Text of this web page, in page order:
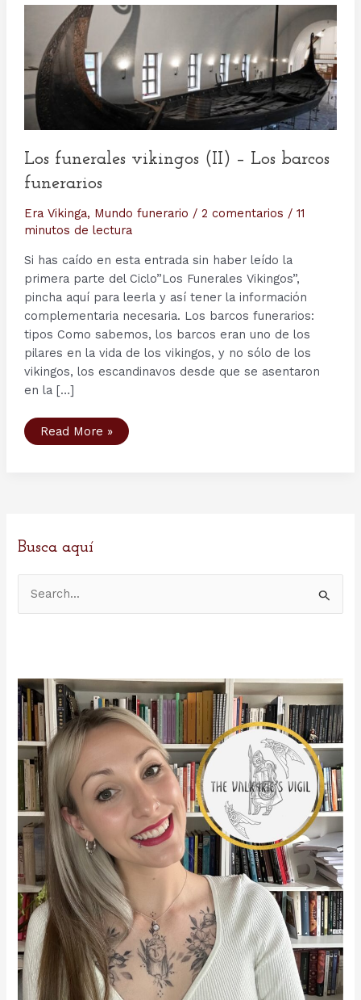
Los funerales vikingos (II) – Los barcos
funerarios
Era Vikinga, Mundo funerario / 2 comentarios / 11
minutos de lectura
Si has caído en esta entrada sin haber leído la
primera parte del Ciclo”Los Funerales Vikingos”,
pincha aquí para leerla y así tener la información
complementaria necesaria. Los barcos funerarios:
tipos Como sabemos, los barcos eran uno de los
pilares en la vida de los vikingos, y no sólo de los
vikingos, los escandinavos desde que se asentaron
en la […]
Los
funerales
Read More »
Busca aquí
r
p
o
r
: